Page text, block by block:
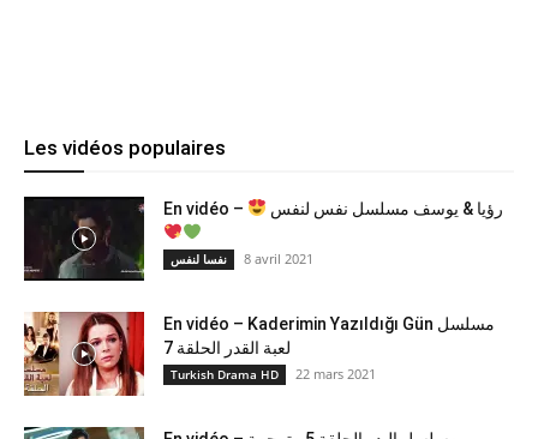
Les vidéos populaires
En vidéo – رؤيا & يوسف مسلسل نفس لنفس
نفسا لنفس 8 avril 2021
En vidéo – Kaderimin Yazıldığı Gün مسلسل
لعبة القدر الحلقة 7
Turkish Drama HD 22 mars 2021